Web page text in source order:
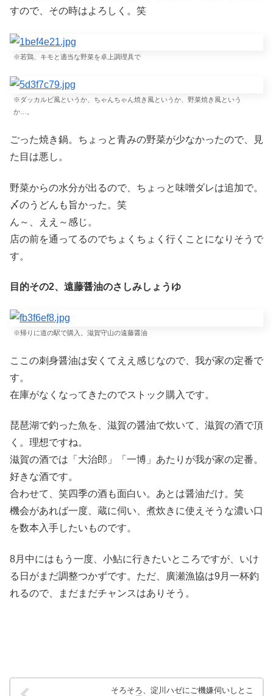
すので、その時はよろしく。笑
※若鶏、キモと適当な野菜を卓上調理具で
※ダッカルビ風というか、ちゃんちゃん焼き風というか、野菜焼き風という
か…。
ごった焼き鍋。ちょっと青みの野菜が少なかったので、見
た目は悪し。
野菜からの水分が出るので、ちょっと味噌ダレは追加で。
〆のうどんも旨かった。笑
ん～、ええ～感じ。
店の前を通ってるのでちょくちょく行くことになりそうで
す。
目的その2、遠藤醤油のさしみしょうゆ
※帰りに道の駅で購入。滋賀守山の遠藤醤油
ここの刺身醤油は安くてええ感じなので、我が家の定番で
す。
在庫がなくなってきたのでストック購入です。
琵琶湖で釣った魚を、滋賀の醤油で炊いて、滋賀の酒で頂
く。理想ですね。
滋賀の酒では「大治郎」「一博」あたりが我が家の定番。
好きな酒です。
合わせて、笑四季の酒も面白い。あとは醤油だけ。笑
機会があれば一度、蔵に伺い、煮炊きに使えそうな濃い口
を数本入手したいものです。
8月中にはもう一度、小鮎に行きたいところですが、いけ
る日がまだ調整つかずです。ただ、廣瀬漁協は9月一杯釣
れるので、まだまだチャンスはありそう。
そろそろ、淀川ハゼにご機嫌伺いしとこ